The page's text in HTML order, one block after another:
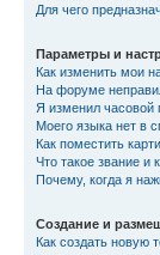
Для чего
Параметры и
Как изменить мои
На форуме
Я изменил часовой
Моего языка нет в
Как поместить
Что такое звание и
Почему, когда я
Создание и
Как создать новую